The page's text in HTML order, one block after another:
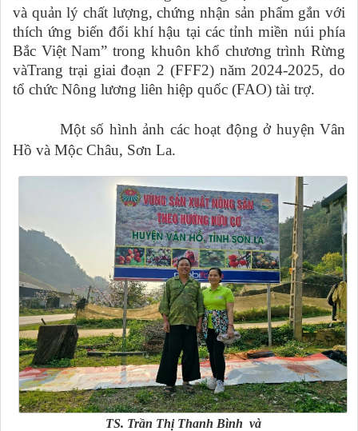
và quản lý chất lượng, chứng nhận sản phẩm gắn với
thích ứng biến đổi khí hậu tại các tỉnh miền núi phía
Bắc Việt Nam” trong khuôn khổ chương trình Rừng
vàTrang trại giai đoạn 2 (FFF2) năm 2024-2025, do
tổ chức Nông lương liên hiệp quốc (FAO) tài trợ.
Một số hình ảnh các hoạt động ở huyện Vân
Hồ và Mộc Châu, Sơn La.
TS. Trần Thị Thanh Bình và